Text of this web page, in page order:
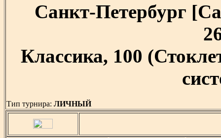
Санкт-Петербург
Классика, 100
Тип турнира: ЛИЧНЫЙ